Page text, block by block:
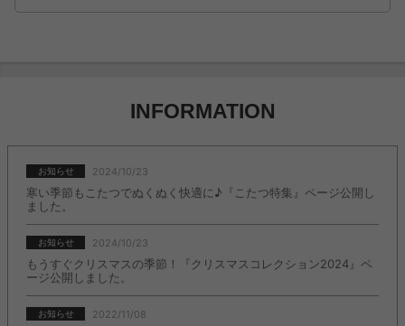
INFORMATION
お知らせ 2024/10/23
寒い季節もこたつでぬくぬく快適に♪『こたつ特集』ページ公開し
ました。
お知らせ 2024/10/23
もうすぐクリスマスの季節！『クリスマスコレクション2024』ペ
ージ公開しました。
お知らせ 2022/11/08